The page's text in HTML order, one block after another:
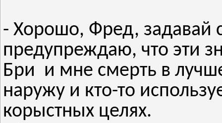
- Хорошо, Фред, задавай
предупреждаю, что эти
Бри и мне смерть в
наружу и кто-то
корыстных целях.